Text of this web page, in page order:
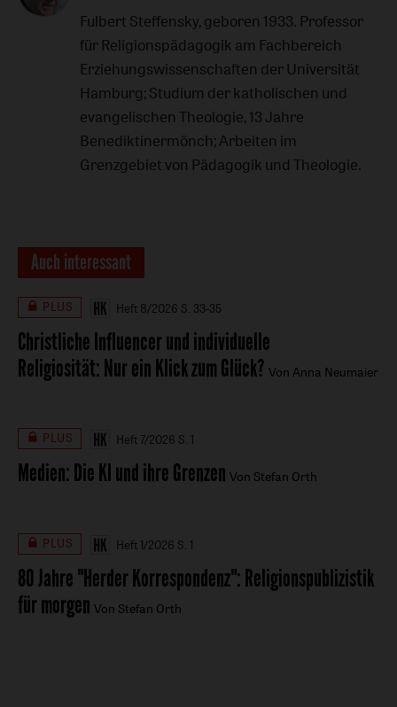
Fulbert Steffensky, geboren 1933. Professor
für Religionspädagogik am Fachbereich
Erziehungswissenschaften der Universität
Hamburg; Studium der katholischen und
evangelischen Theologie, 13 Jahre
Benediktinermönch; Arbeiten im
Grenzgebiet von Pädagogik und Theologie.
Auch interessant
PLUS Heft 8/2026 S. 33-35
Christliche Influencer und individuelle
Religiosität:Nur ein Klick zum Glück? Von Anna Neumaier
PLUS Heft 7/2026 S. 1
Medien:Die KI und ihre Grenzen Von Stefan Orth
PLUS Heft 1/2026 S. 1
80 Jahre "Herder Korrespondenz":Religionspublizistik
für morgen Von Stefan Orth